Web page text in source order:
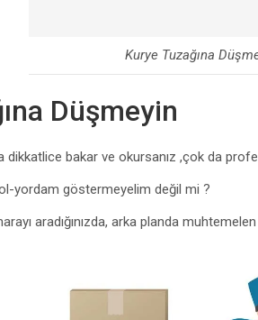
Kurye Tuzağına
Düşmeyin
dikkatlice bakar ve okursanız ,çok da
yordam göstermeyelim değil mi ?
aradığınızda, arka planda muhtemelen